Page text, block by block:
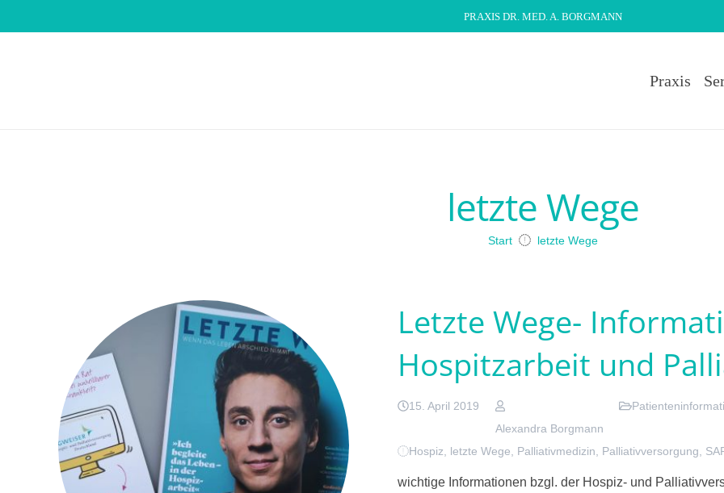
PRAXIS DR. MED. A. BORGMANN
Praxis
letzte Wege
Start letzte Wege
Letzte Wege-
Hospitzarbeit und
15. April 2019
Alexandra Borgmann
Hospiz letzte Wege Palliativmedizin Palliativversorgung
wichtige Informationen bzgl. der Hospiz- und